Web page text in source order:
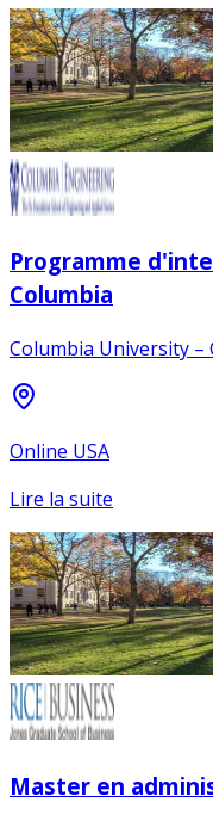
Programme
Columbia
Columbia University
Online USA
Lire la suite
Master en